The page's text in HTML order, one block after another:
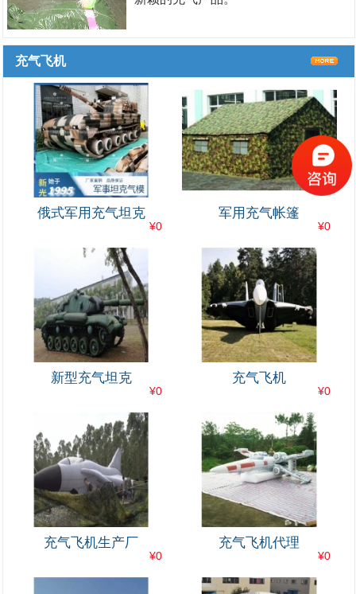
充气飞机
俄式军用充气坦克
¥0
军用充气帐篷
¥0
新型充气坦克
¥0
充气飞机
¥0
充气飞机生产厂
¥0
充气飞机代理
¥0